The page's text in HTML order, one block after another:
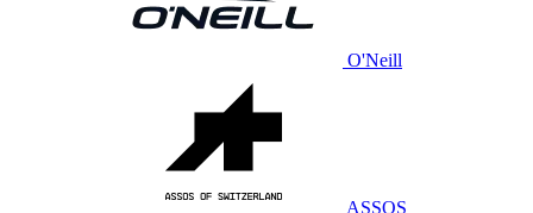
O'Neill
ASSOS